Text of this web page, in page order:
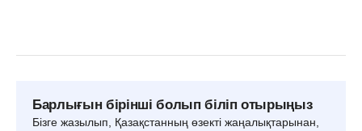
Барлығын бірінші болып біліп отырыңыз
Бізге жазылып, Қазақстанның өзекті жаңалықтарынан,